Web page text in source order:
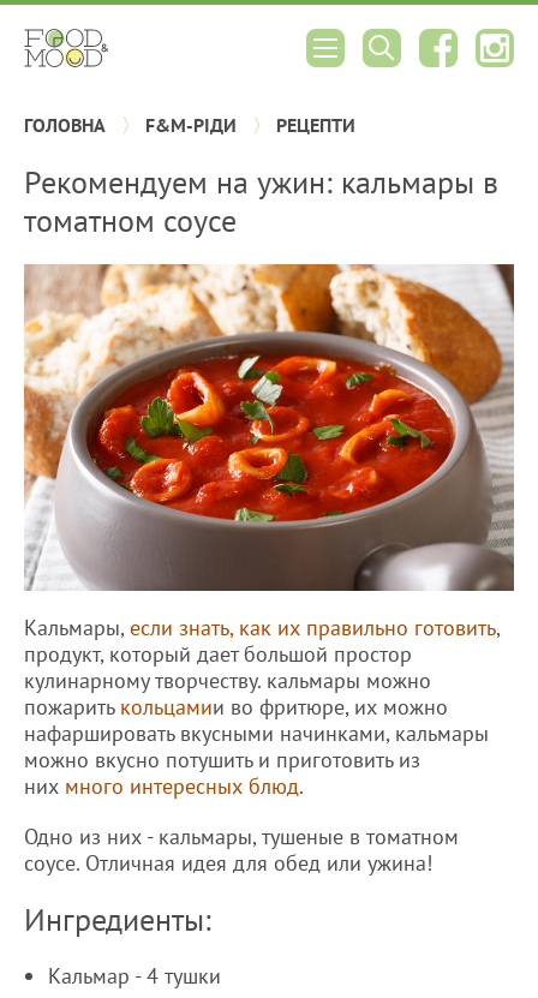
ГОЛОВНА F&M-РІДИ РЕЦЕПТИ
Рекомендуем на ужин: кальмары в
томатном соусе
Кальмары, если знать, как их правильно готовить,
продукт, который дает большой простор
кулинарному творчеству. кальмары можно
пожарить кольцамии во фритюре, их можно
нафаршировать вкусными начинками, кальмары
можно вкусно потушить и приготовить из
них много интересных блюд.
Одно из них - кальмары, тушеные в томатном
соусе. Отличная идея для обед или ужина!
Ингредиенты:
Кальмар - 4 тушки